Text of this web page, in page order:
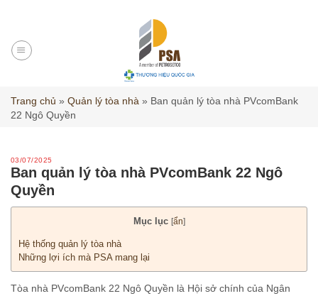
content
Trang chủ » Quản lý tòa nhà » Ban quản lý tòa nhà PVcomBank
22 Ngô Quyền
03/07/2025
Ban quản lý tòa nhà PVcomBank 22 Ngô
Quyền
Mục lục [ẩn]
Hệ thống quản lý tòa nhà
Những lợi ích mà PSA mang lại
Tòa nhà PVcomBank 22 Ngô Quyền là Hội sở chính của Ngân